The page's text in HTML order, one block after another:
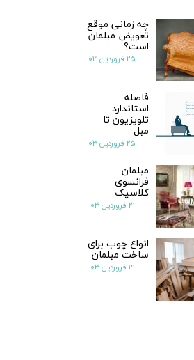
چه زمانی موقع
تعویض مبلمان
است؟
۲۵ فروردین ۰۳
فاصله
استاندارد
تلویزیون تا
مبل
۲۵ فروردین ۰۳
مبلمان
فرانسوی
کلاسیک
۲۱ فروردین ۰۳
انواع چوب برای
ساخت مبلمان
۱۹ فروردین ۰۳